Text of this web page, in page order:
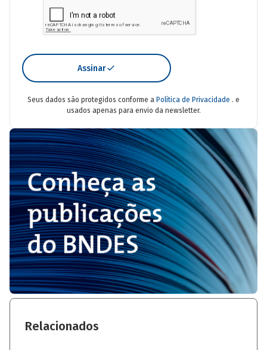
Assinar
Seus dados são protegidos conforme a Política de Privacidade . e
usados apenas para envio da newsletter.
Relacionados